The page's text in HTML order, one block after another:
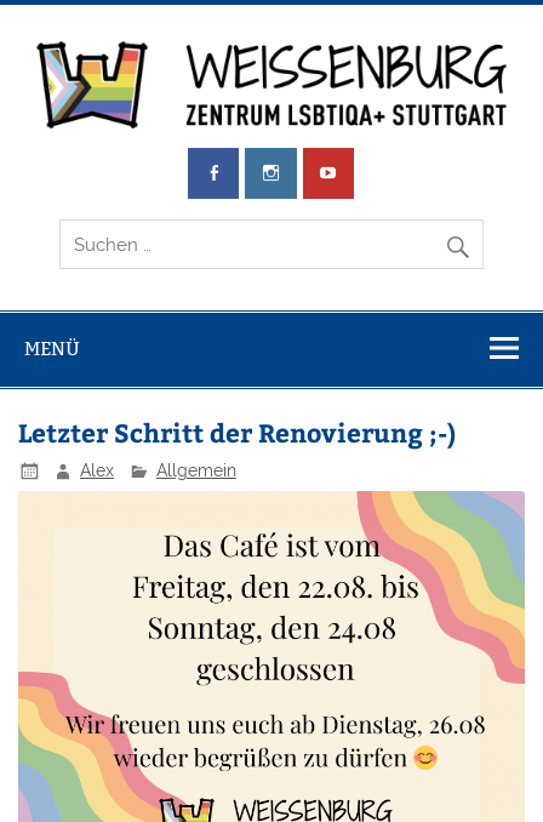
Zum
springen
Weissenburg
Zentrum LSBTIQA+ Stuttgart
MENÜ
Letzter Schritt der Renovierung ;-)
Alex Allgemein